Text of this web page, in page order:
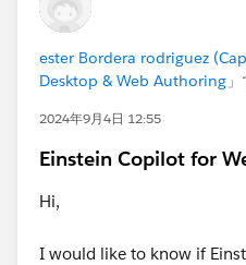
ester Bordera rodriguez
Desktop & Web Authoring
2024年9月4日 12:55
Einstein Copilot for
Hi,
I would like to know if